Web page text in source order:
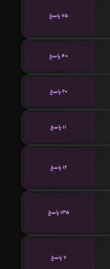
75 پاسخ
40 پاسخ
20 پاسخ
11 پاسخ
12 پاسخ
135 پاسخ
7 پاسخ